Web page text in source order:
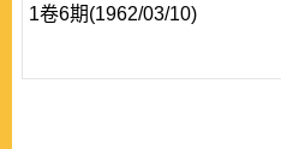
1卷6期(1962/03/10)